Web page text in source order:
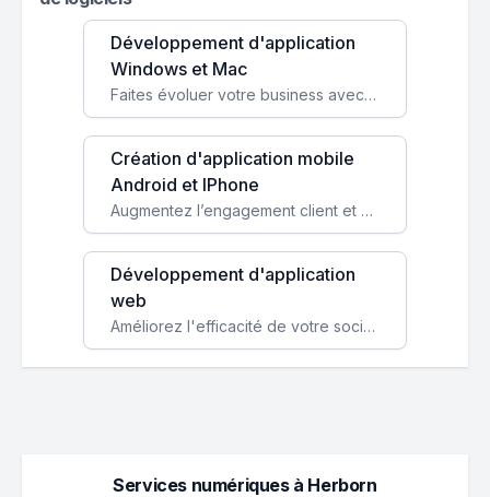
Développement d'application
Windows et Mac
Faites évoluer votre business avec des solutions logicielles personnalisées, parfaitement adaptées à vos besoins spécifiques.
Création d'application mobile
Android et IPhone
Augmentez l’engagement client et simplifiez vos processus avec une application mobile sur mesure, disponible sur iOS et Android.
Développement d'application
web
Améliorez l'efficacité de votre société avec une application web personnalisée accessible partout et tout le temps.
Services numériques à Herborn